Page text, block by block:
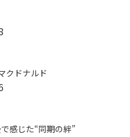
クドナルド
感じた“同期の絆”